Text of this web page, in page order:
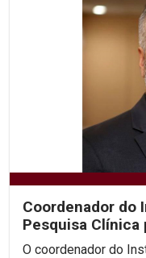
Coordenador do
Pesquisa
Covid-19
O coordenador do